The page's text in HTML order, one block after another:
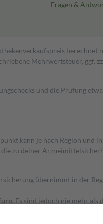
Fragen &
berechnet
Mehrwertsteuer, ggf.
und die Prüfung
kann je nach Region und
zu deiner
übernimmt in der
Es sind jedoch nie mehr als